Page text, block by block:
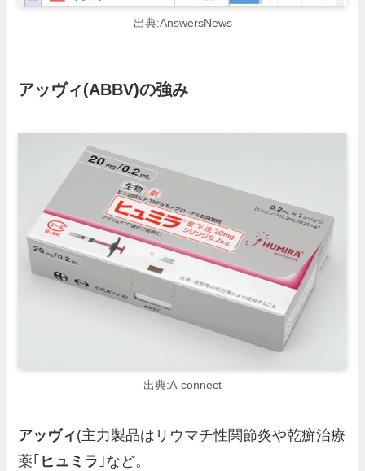
出典:AnswersNews
アッヴィ(ABBV)の強み
出典:A-connect
アッヴィ(主力製品はリウマチ性関節炎や乾癬治療
薬｢ ヒュミラ ｣など。